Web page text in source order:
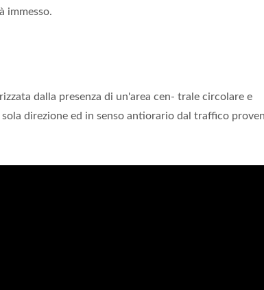
immesso.
dalla presenza di un'area cen- trale circolare e
sola direzione ed in senso antiorario dal traffico